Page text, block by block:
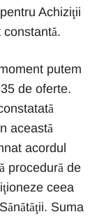
Achiziţii
putem
de oferte.
această
acordul
procedură de
ceea
Suma